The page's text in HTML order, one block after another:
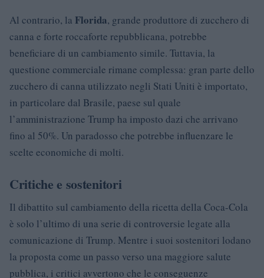
Al contrario, la Florida, grande produttore di zucchero di
canna e forte roccaforte repubblicana, potrebbe
beneficiare di un cambiamento simile. Tuttavia, la
questione commerciale rimane complessa: gran parte dello
zucchero di canna utilizzato negli Stati Uniti è importato,
in particolare dal Brasile, paese sul quale
l’amministrazione Trump ha imposto dazi che arrivano
fino al 50%. Un paradosso che potrebbe influenzare le
scelte economiche di molti.
Critiche e sostenitori
Il dibattito sul cambiamento della ricetta della Coca-Cola
è solo l’ultimo di una serie di controversie legate alla
comunicazione di Trump. Mentre i suoi sostenitori lodano
la proposta come un passo verso una maggiore salute
pubblica, i critici avvertono che le conseguenze